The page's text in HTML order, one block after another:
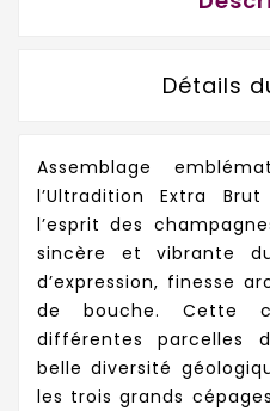
Détails
Assemblage
l’Ultradition Extra
l’esprit des
sincère et vibrante
d’expression, finesse
de bouche. Cette
différentes parcelles
belle diversité
les trois grands